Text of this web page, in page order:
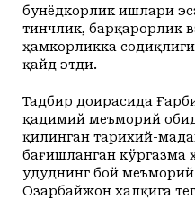
бунёдкорлик ишлари
тинчлик, барқарорлик
ҳамкорликка
қайд этди.
Тадбир доирасида
қадимий меъморий
қилинган тарихий-
бағишланган кўргазма
Ҳудуднинг бой
Озарбайжон халқига